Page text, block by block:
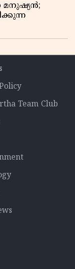
മനുഷ്യൻ;
Team Club